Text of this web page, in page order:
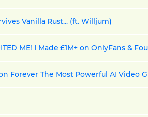
Vanilla Rust... (ft. Willjum)
ME! I Made £1M+ on OnlyFans & Fou
Forever The Most Powerful AI Video G